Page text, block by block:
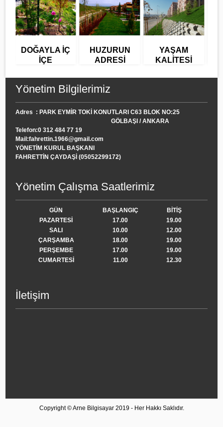
DOĞAYLA İÇ
İÇE
HUZURUN
ADRESİ
YAŞAM
KALİTESİ
Yönetim Bilgilerimiz
Adres : PARK EYMİR TOKİ KONUTLARI C63 BLOK NO:25
GÖLBAŞI / ANKARA
Telefon:0 312 484 77 19
Mail:fahrettin.1966@gmail.com
YÖNETİM KURUL BAŞKANI
FAHRETTİN ÇAYDAŞİ (05052299172)
Yönetim Çalışma Saatlerimiz
GÜN BAŞLANGIÇ
BİTİŞ
PAZARTESİ
17.00
19.00
SALI
10.00
12.00
ÇARŞAMBA
18.00
19.00
PERŞEMBE
17.00
19.00
CUMARTESİ
11.00 12.30
İletişim
Copyright © Arne Bilgisayar 2019 - Her Hakkı Saklıdır.